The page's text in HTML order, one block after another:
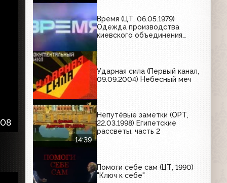
Время (ЦТ, 06.05.1979)
Одежда производства
киевского объединения
Ударная сила (Первый канал,
09.09.2004) Небесный меч
14:39
Непутёвые заметки (ОРТ,
22.03.1998) Египетские
рассветы, часть 2
Помоги себе сам (ЦТ, 1990)
"Ключ к себе"